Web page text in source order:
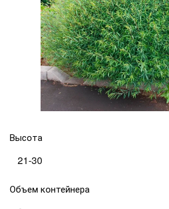
Высота
21-30
Объем контейнера